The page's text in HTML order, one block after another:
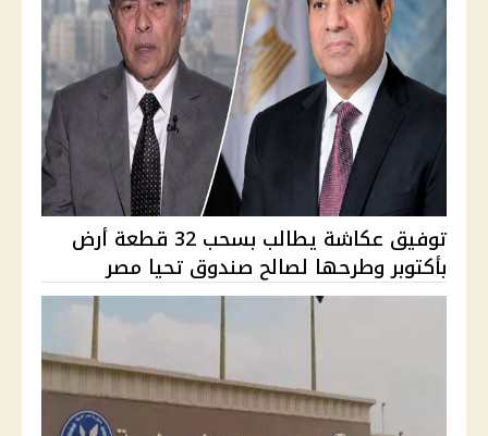
توفيق عكاشة يطالب بسحب 32 قطعة أرض
بأكتوبر وطرحها لصالح صندوق تحيا مصر